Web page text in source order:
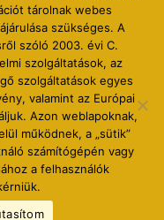
tárolnak webes
szükséges. A
szóló 2003. évi C.
szolgáltatások, az
szolgáltatások egyes
valamint az Európai
Azon weblapoknak,
működnek, a „sütik”
számítógépén vagy
a felhasználók